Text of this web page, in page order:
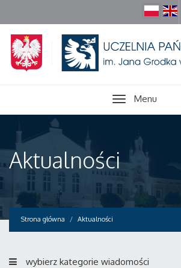
Menu
Aktualności
Strona główna Aktualności
wybierz kategorie wiadomości